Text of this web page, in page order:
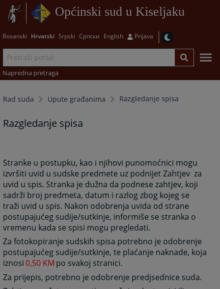
Općinski sud u Kiseljaku
Bosanski Hrvatski Srpski Српски English Prijava
Napredna pretraga
Rad suda Upute građanima Razgledanje spisa
Razgledanje spisa
Stranke u postupku, kao i njihovi punomoćnici mogu
izvršiti uvid u sudske predmete uz podnijet Zahtjev za
uvid u spis. Stranka je dužna da podnese zahtjev, koji
sadrži broj predmeta, datum i razlog zbog kojeg se
traži uvid u spis. Nakon odobrenja uvida od strane
postupajućeg sudije/sutkinje, informiše se stranka o
vremenu kada se spisi mogu pregledati.
Za fotokopiranje sudskih spisa potrebno je odobrenje
postupajućeg sudije/sutkinje, te plaćanje naknade, koja
iznosi0,50 KM po svakoj stranici.
Za prijepis, potrebno je odobrenje predjsednice suda.